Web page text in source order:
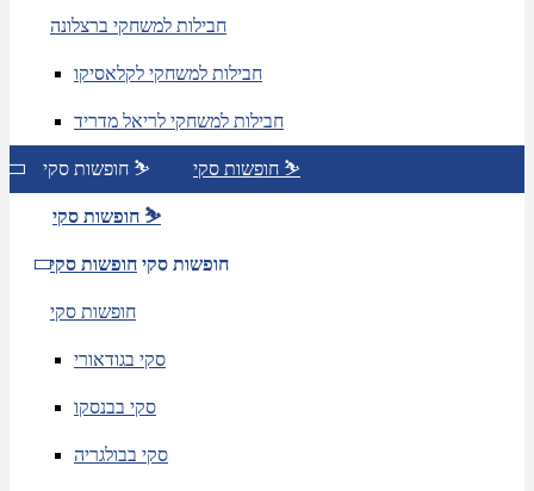
חבילות למשחקי ברצלונה
חבילות למשחקי לקלאסיקו
חבילות למשחקי לריאל מדריד
חופשות סקי ⛷️ חופשות סקי ⛷️
חופשות סקי ⛷️
חופשות סקי חופשות סקי
חופשות סקי
סקי בגודאורי
סקי בבנסקו
סקי בבולגריה